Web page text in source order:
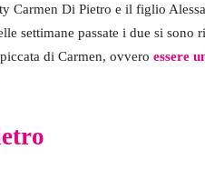
Carmen Di Pietro e il figlio
settimane passate i due si sono
di Carmen, ovvero essere